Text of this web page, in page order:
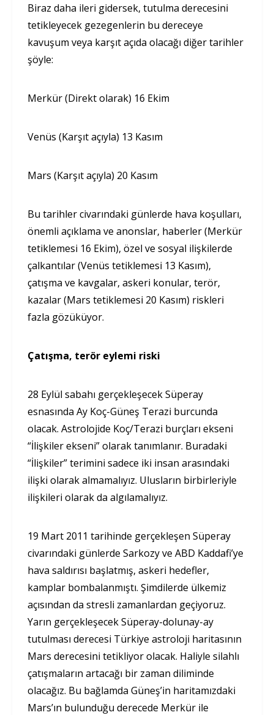
Biraz daha ileri gidersek, tutulma derecesini
tetikleyecek gezegenlerin bu dereceye
kavuşum veya karşıt açıda olacağı diğer tarihler
şöyle:
Merkür (Direkt olarak) 16 Ekim
Venüs (Karşıt açıyla) 13 Kasım
Mars (Karşıt açıyla) 20 Kasım
Bu tarihler civarındaki günlerde hava koşulları,
önemli açıklama ve anonslar, haberler (Merkür
tetiklemesi 16 Ekim), özel ve sosyal ilişkilerde
çalkantılar (Venüs tetiklemesi 13 Kasım),
çatışma ve kavgalar, askeri konular, terör,
kazalar (Mars tetiklemesi 20 Kasım) riskleri
fazla gözüküyor.
Çatışma, terör eylemi riski
28 Eylül sabahı gerçekleşecek Süperay
esnasında Ay Koç-Güneş Terazi burcunda
olacak. Astrolojide Koç/Terazi burçları ekseni
“İlişkiler ekseni” olarak tanımlanır. Buradaki
“İlişkiler” terimini sadece iki insan arasındaki
ilişki olarak almamalıyız. Ulusların birbirleriyle
ilişkileri olarak da algılamalıyız.
19 Mart 2011 tarihinde gerçekleşen Süperay
civarındaki günlerde Sarkozy ve ABD Kaddafi’ye
hava saldırısı başlatmış, askeri hedefler,
kamplar bombalanmıştı. Şimdilerde ülkemiz
açısından da stresli zamanlardan geçiyoruz.
Yarın gerçekleşecek Süperay-dolunay-ay
tutulması derecesi Türkiye astroloji haritasının
Mars derecesini tetikliyor olacak. Haliyle silahlı
çatışmaların artacağı bir zaman diliminde
olacağız. Bu bağlamda Güneş’in haritamızdaki
Mars’ın bulunduğu derecede Merkür ile